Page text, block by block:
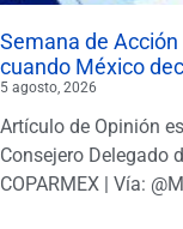
Semana de
cuando México
5 agosto, 2026
Artículo de Opinión
Consejero Delegado
COPARMEX | Vía: